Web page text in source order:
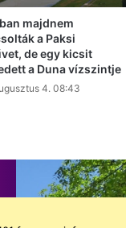
majdnem
a Paksi
de egy kicsit
a Duna vízszintje
4. 08:43